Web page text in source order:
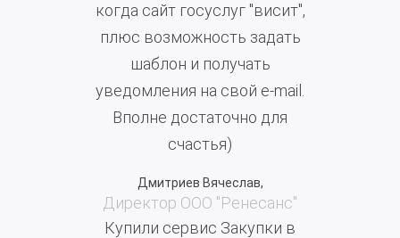
когда сайт госуслуг "висит",
плюс возможность задать
шаблон и получать
уведомления на свой e-mail.
Вполне достаточно для
счастья)
Дмитриев Вячеслав,
Директор ООО "Ренесанс"
Купили сервис Закупки в